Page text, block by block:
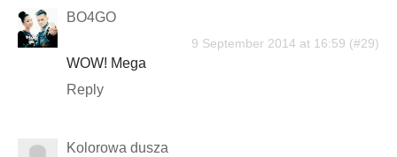
BO4GO
9 September 2014 at 16:59
WOW! Mega
Reply
Kolorowa dusza